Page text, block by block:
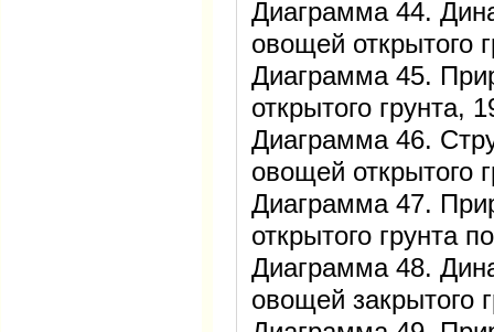
Диаграмма 44.
овощей открытого
Диаграмма 45.
открытого грунта,
Диаграмма 46.
овощей открытого
Диаграмма 47.
открытого грунта
Диаграмма 48.
овощей закрытого